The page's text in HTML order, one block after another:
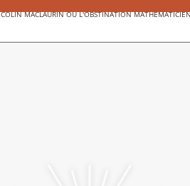
COLIN MACLAURIN OU L'OBSTINATION